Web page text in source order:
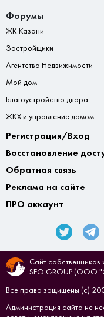
Форумы
ЖК Казани
Застройщики
Агентства Недвижимости
Мой дом
Благоустройство двора
ЖКХ и управление домом
Регистрация/Вход
Восстановление
Обратная связь
Реклама на сайте
ПРО аккаунт
Сайт собственников
SEO.GROUP (ООО
Все права защищены (с)
Администрация сайта не